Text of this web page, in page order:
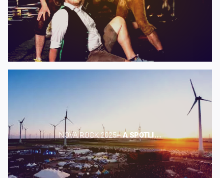
NOVA ROCK 2025​– A SPOTLI...